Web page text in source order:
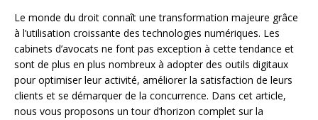
Le monde du droit connaît une transformation majeure grâce
à l’utilisation croissante des technologies numériques. Les
cabinets d’avocats ne font pas exception à cette tendance et
sont de plus en plus nombreux à adopter des outils digitaux
pour optimiser leur activité, améliorer la satisfaction de leurs
clients et se démarquer de la concurrence. Dans cet article,
nous vous proposons un tour d’horizon complet sur la